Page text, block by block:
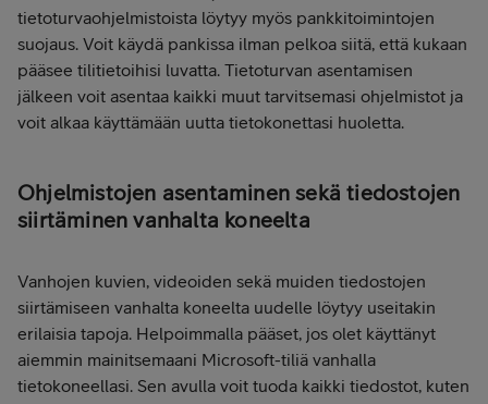
tietoturvaohjelmistoista löytyy myös pankkitoimintojen
suojaus. Voit käydä pankissa ilman pelkoa siitä, että kukaan
pääsee tilitietoihisi luvatta. Tietoturvan asentamisen
jälkeen voit asentaa kaikki muut tarvitsemasi ohjelmistot ja
voit alkaa käyttämään uutta tietokonettasi huoletta.
Ohjelmistojen asentaminen sekä tiedostojen
siirtäminen vanhalta koneelta
Vanhojen kuvien, videoiden sekä muiden tiedostojen
siirtämiseen vanhalta koneelta uudelle löytyy useitakin
erilaisia tapoja. Helpoimmalla pääset, jos olet käyttänyt
aiemmin mainitsemaani Microsoft-tiliä vanhalla
tietokoneellasi. Sen avulla voit tuoda kaikki tiedostot, kuten